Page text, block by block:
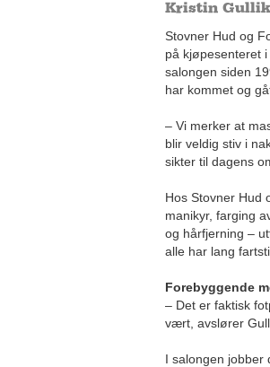
Kristin
Stovner Hud og
på kjøpesenteret
salongen siden
har kommet og
– Vi merker at
blir veldig stiv i
sikter til dagens
Hos Stovner Hud
manikyr, farging
og hårfjerning –
alle har lang
Forebyggende
– Det er faktisk
vært, avslører
I salongen jobber